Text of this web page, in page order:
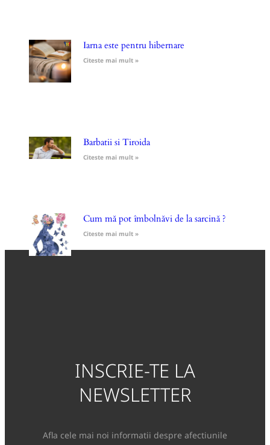
Iarna este pentru hibernare
Citeste mai mult »
Barbatii si Tiroida
Citeste mai mult »
Cum mă pot îmbolnăvi de la sarcină ?
Citeste mai mult »
INSCRIE-TE LA
NEWSLETTER
Afla cele mai noi informatii despre afectiunile